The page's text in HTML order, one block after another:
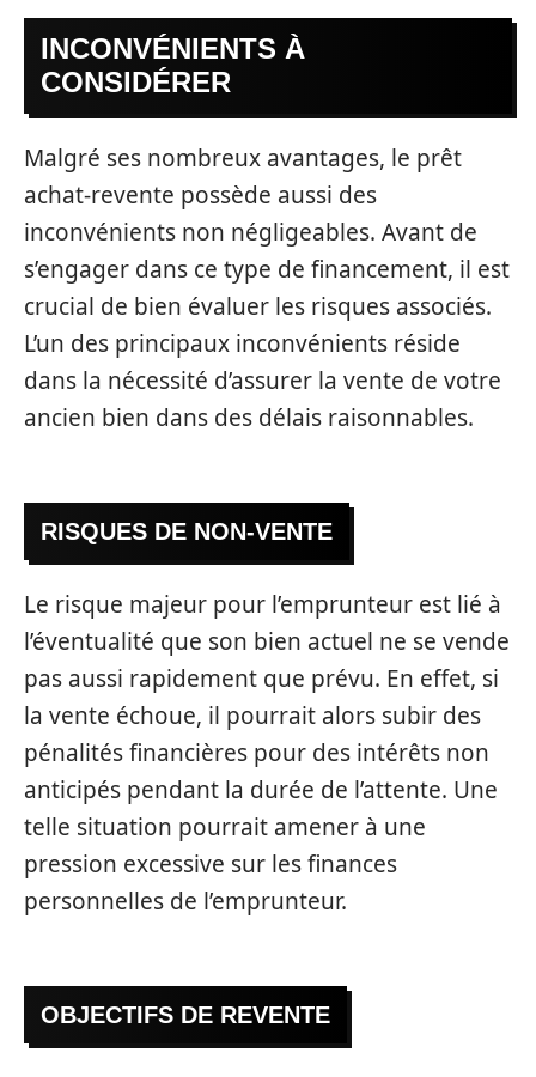
INCONVÉNIENTS À
CONSIDÉRER
Malgré ses nombreux avantages, le prêt
achat-revente possède aussi des
inconvénients non négligeables. Avant de
s’engager dans ce type de financement, il est
crucial de bien évaluer les risques associés.
L’un des principaux inconvénients réside
dans la nécessité d’assurer la vente de votre
ancien bien dans des délais raisonnables.
RISQUES DE NON-VENTE
Le risque majeur pour l’emprunteur est lié à
l’éventualité que son bien actuel ne se vende
pas aussi rapidement que prévu. En effet, si
la vente échoue, il pourrait alors subir des
pénalités financières pour des intérêts non
anticipés pendant la durée de l’attente. Une
telle situation pourrait amener à une
pression excessive sur les finances
personnelles de l’emprunteur.
OBJECTIFS DE REVENTE